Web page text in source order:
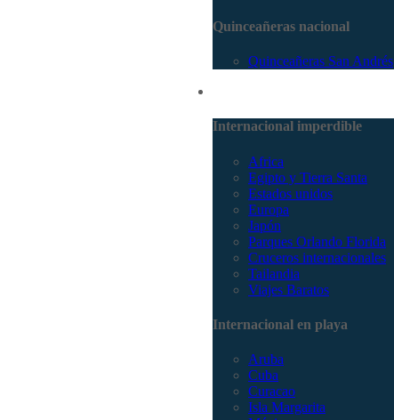
Quinceañeras nacional
Quinceañeras San Andrés
Internacional imperdible
Africa
Egipto y Tierra Santa
Estados unidos
Europa
Japón
Parques Orlando Florida
Cruceros internacionales
Tailandia
Viajes Baratos
Internacional en playa
Aruba
Cuba
Curacao
Isla Margarita